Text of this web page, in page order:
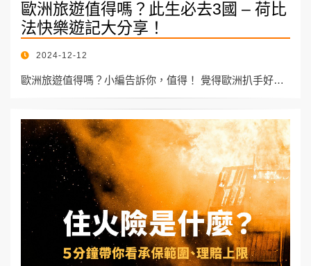
歐洲旅遊值得嗎？此生必去3國 – 荷比
法快樂遊記大分享！
POSTED
2024-12-12
歐洲旅遊值得嗎？小編告訴你，值得！ 覺得歐洲扒手好…